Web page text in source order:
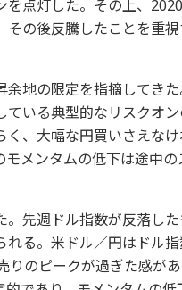
点灯した。その上、
の後反騰したことを重
地の限定を指摘してき
いる典型的なリスクオ
、大幅な円買いさえな
メンタムの低下は途中
先週ドル指数が反落し
る。米ドル／円はドル
のピークが過ぎた感が